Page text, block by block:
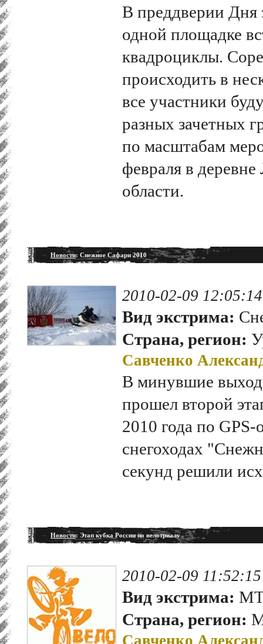
В преддверии Дня
одной площадке
квадроциклы.
происходить в
все участники
разных зачетных
по масштабам
февраля в
области.
Новости: Снежное Сафари 2010
2010-02-09 12:05:14
Вид экстрима:
Страна, регион:
Савченко
В минувшие
прошел второй
2010 года по
снегоходах
секунд решили
Новости: Этап кубка России по велотриалу
2010-02-09 11:52:15
Вид экстрима:
Страна, регион:
Савченко